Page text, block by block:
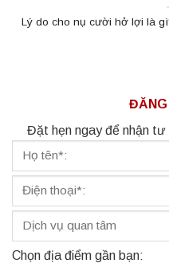
Lý do cho nụ cười hở lợi là
ĐĂNG
Đặt hẹn ngay để nhận
Chọn địa điểm gần bạn: